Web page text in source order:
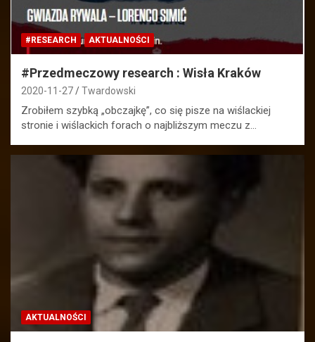
#RESEARCH AKTUALNOŚCI
#Przedmeczowy research : Wisła Kraków
2020-11-27 Twardowski
Zrobiłem szybką „obczajkę”, co się pisze na wiślackiej
stronie i wiślackich forach o najbliższym meczu z…
AKTUALNOŚCI